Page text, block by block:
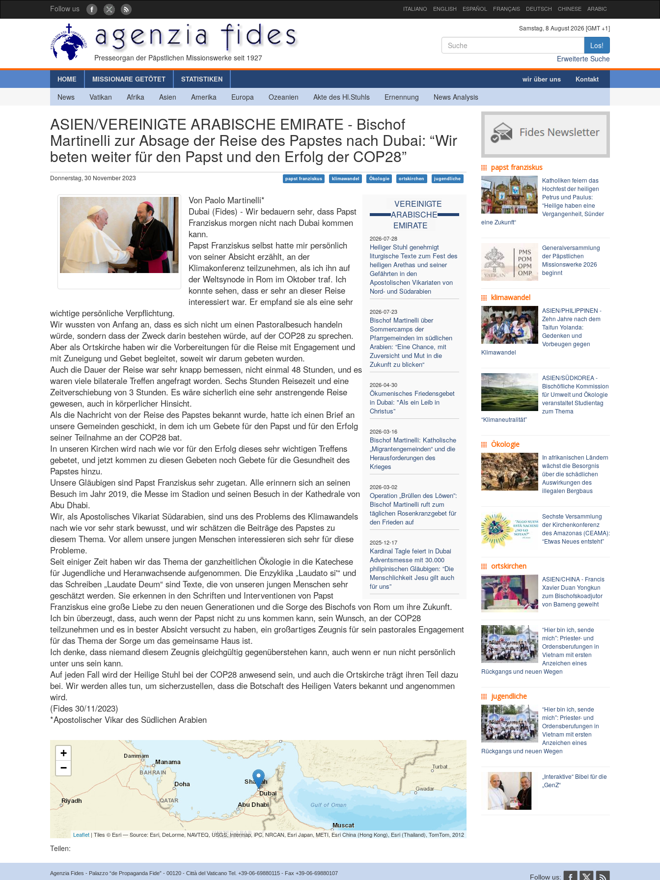
Follow us ITALIANO ENGLISH ESPAÑOL FRANÇAIS DEUTSCH CHINESE ARABIC
Presseorgan der Päpstlichen Missionswerke seit 1927
Samstag, 8 August 2026 [GMT +1]
Los!
Erweiterte Suche
HOME MISSIONARE GETÖTET STATISTIKEN wir über uns Kontakt
News Vatikan Afrika Asien Amerika Europa Ozeanien Akte des Hl.Stuhls Ernennung News Analysis
ASIEN/VEREINIGTE ARABISCHE EMIRATE - Bischof
Martinelli zur Absage der Reise des Papstes nach Dubai: “Wir
beten weiter für den Papst und den Erfolg der COP28”
Donnerstag, 30 November 2023 papst franziskus klimawandel Ökologie ortskirchen jugendliche
VEREINIGTE
ARABISCHE
EMIRATE
2026-07-28
Heiliger Stuhl genehmigt
liturgische Texte zum Fest des
heiligen Arethas und seiner
Gefährten in den
Apostolischen Vikariaten von
Nord- und Südarabien
2026-07-23
Bischof Martinelli über
Sommercamps der
Pfarrgemeinden im südlichen
Arabien: “Eine Chance, mit
Zuversicht und Mut in die
Zukunft zu blicken“
2026-04-30
Ökumenisches Friedensgebet
in Dubai: "Als ein Leib in
Christus”
2026-03-16
Bischof Martinelli: Katholische
„Migrantengemeinden“ und die
Herausforderungen des
Krieges
2026-03-02
Operation „Brüllen des Löwen”:
Bischof Martinelli ruft zum
täglichen Rosenkranzgebet für
den Frieden auf
2025-12-17
Kardinal Tagle feiert in Dubai
Adventsmesse mit 30.000
philipinischen Gläubigen: “Die
Menschlichkeit Jesu gilt auch
für uns”
Von Paolo Martinelli*
Dubai (Fides) - Wir bedauern sehr, dass Papst
Franziskus morgen nicht nach Dubai kommen
kann.
Papst Franziskus selbst hatte mir persönlich
von seiner Absicht erzählt, an der
Klimakonferenz teilzunehmen, als ich ihn auf
der Weltsynode in Rom im Oktober traf. Ich
konnte sehen, dass er sehr an dieser Reise
interessiert war. Er empfand sie als eine sehr
wichtige persönliche Verpflichtung.
Wir wussten von Anfang an, dass es sich nicht um einen Pastoralbesuch handeln
würde, sondern dass der Zweck darin bestehen würde, auf der COP28 zu sprechen.
Aber als Ortskirche haben wir die Vorbereitungen für die Reise mit Engagement und
mit Zuneigung und Gebet begleitet, soweit wir darum gebeten wurden.
Auch die Dauer der Reise war sehr knapp bemessen, nicht einmal 48 Stunden, und es
waren viele bilaterale Treffen angefragt worden. Sechs Stunden Reisezeit und eine
Zeitverschiebung von 3 Stunden. Es wäre sicherlich eine sehr anstrengende Reise
gewesen, auch in körperlicher Hinsicht.
Als die Nachricht von der Reise des Papstes bekannt wurde, hatte ich einen Brief an
unsere Gemeinden geschickt, in dem ich um Gebete für den Papst und für den Erfolg
seiner Teilnahme an der COP28 bat.
In unseren Kirchen wird nach wie vor für den Erfolg dieses sehr wichtigen Treffens
gebetet, und jetzt kommen zu diesen Gebeten noch Gebete für die Gesundheit des
Papstes hinzu.
Unsere Gläubigen sind Papst Franziskus sehr zugetan. Alle erinnern sich an seinen
Besuch im Jahr 2019, die Messe im Stadion und seinen Besuch in der Kathedrale von
Abu Dhabi.
Wir, als Apostolisches Vikariat Südarabien, sind uns des Problems des Klimawandels
nach wie vor sehr stark bewusst, und wir schätzen die Beiträge des Papstes zu
diesem Thema. Vor allem unsere jungen Menschen interessieren sich sehr für diese
Probleme.
Seit einiger Zeit haben wir das Thema der ganzheitlichen Ökologie in die Katechese
für Jugendliche und Heranwachsende aufgenommen. Die Enzyklika „Laudato si'“ und
das Schreiben „Laudate Deum“ sind Texte, die von unseren jungen Menschen sehr
geschätzt werden. Sie erkennen in den Schriften und Interventionen von Papst
Franziskus eine große Liebe zu den neuen Generationen und die Sorge des Bischofs von Rom um ihre Zukunft.
Ich bin überzeugt, dass, auch wenn der Papst nicht zu uns kommen kann, sein Wunsch, an der COP28
teilzunehmen und es in bester Absicht versucht zu haben, ein großartiges Zeugnis für sein pastorales Engagement
für das Thema der Sorge um das gemeinsame Haus ist.
Ich denke, dass niemand diesem Zeugnis gleichgültig gegenüberstehen kann, auch wenn er nun nicht persönlich
unter uns sein kann.
Auf jeden Fall wird der Heilige Stuhl bei der COP28 anwesend sein, und auch die Ortskirche trägt ihren Teil dazu
bei. Wir werden alles tun, um sicherzustellen, dass die Botschaft des Heiligen Vaters bekannt und angenommen
wird.
(Fides 30/11/2023)
*Apostolischer Vikar des Südlichen Arabien
+
−
Leaflet| Tiles © Esri — Source: Esri, DeLorme, NAVTEQ, USGS, Intermap, iPC, NRCAN, Esri Japan, METI, Esri China (Hong Kong), Esri (Thailand), TomTom, 2012
Teilen:
papst franziskus
Katholiken feiern das
Hochfest der heiligen
Petrus und Paulus:
“Heilige haben eine
Vergangenheit, Sünder
eine Zukunft“
Generalversammlung
der Päpstlichen
Missionswerke 2026
beginnt
klimawandel
ASIEN/PHILIPPINEN -
Zehn Jahre nach dem
Taifun Yolanda:
Gedenken und
Vorbeugen gegen
Klimawandel
ASIEN/SÜDKOREA -
Bischöfliche Kommission
für Umwelt und Ökologie
veranstaltet Studientag
zum Thema
“Klimaneutralität”
Ökologie
In afrikanischen Ländern
wächst die Besorgnis
über die schädlichen
Auswirkungen des
illegalen Bergbaus
Sechste Versammlung
der Kirchenkonferenz
des Amazonas (CEAMA):
“Etwas Neues entsteht”
ortskirchen
ASIEN/CHINA - Francis
Xavier Duan Yongkun
zum Bischofskoadjutor
von Bameng geweiht
“Hier bin ich, sende
mich”: Priester- und
Ordensberufungen in
Vietnam mit ersten
Anzeichen eines
Rückgangs und neuen Wegen
jugendliche
“Hier bin ich, sende
mich”: Priester- und
Ordensberufungen in
Vietnam mit ersten
Anzeichen eines
Rückgangs und neuen Wegen
„Interaktive“ Bibel für die
„GenZ“
Agenzia Fides - Palazzo “de Propaganda Fide” - 00120 - Città del Vaticano Tel. +39-06-69880115 - Fax +39-06-69880107 Follow us: